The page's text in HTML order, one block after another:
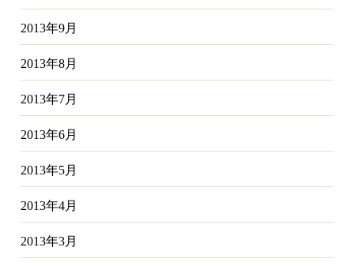
2013年9月
2013年8月
2013年7月
2013年6月
2013年5月
2013年4月
2013年3月